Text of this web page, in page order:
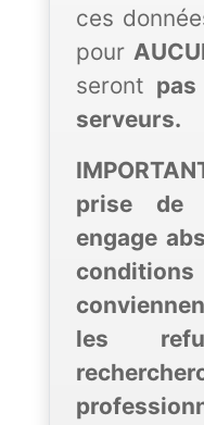
ces
pour
seront
serveurs.
prise de
engage
les